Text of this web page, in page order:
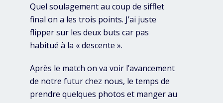
Quel soulagement au coup de sifflet
final on a les trois points. J’ai juste
flipper sur les deux buts car pas
habitué à la « descente ».
Après le match on va voir l’avancement
de notre futur chez nous, le temps de
prendre quelques photos et manger au